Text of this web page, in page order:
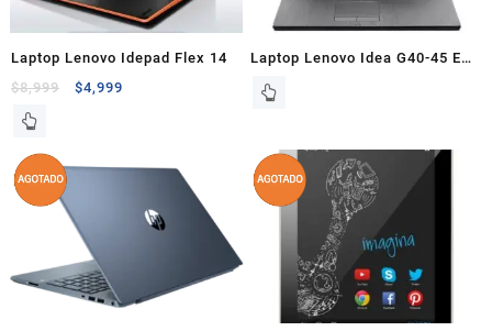
Laptop Lenovo Idepad Flex 14
$8,999 $4,999
Laptop Lenovo Idea G40-45 E1-
6010 2GB 500GB 14″ WIN 8.1